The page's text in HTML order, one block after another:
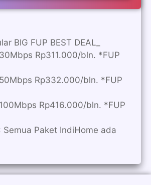
BIG FUP BEST DEAL_
Rp311.000/bln. *FUP
Rp332.000/bln. *FUP
Rp416.000/bln. *FUP
Semua Paket IndiHome ada